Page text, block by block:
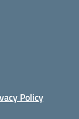
Policy